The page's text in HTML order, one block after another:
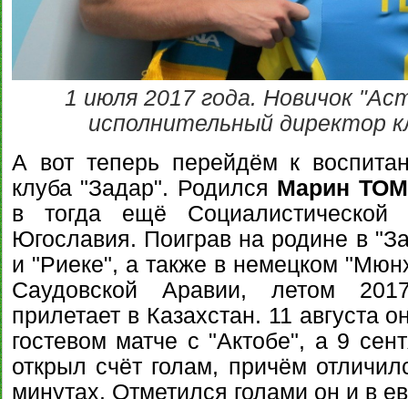
1 июля 2017 года. Новичок
исполнительный директор
А вот теперь перейдём к
клуба "Задар". Родился Марин
в тогда ещё Социалистической
Югославия. Поиграв на родине в
и "Риеке", а также в немецком
Саудовской Аравии, летом
прилетает в Казахстан. 11 августа
гостевом матче с "Актобе", а 9
открыл счёт голам, причём
минутах. Отметился голами он и в